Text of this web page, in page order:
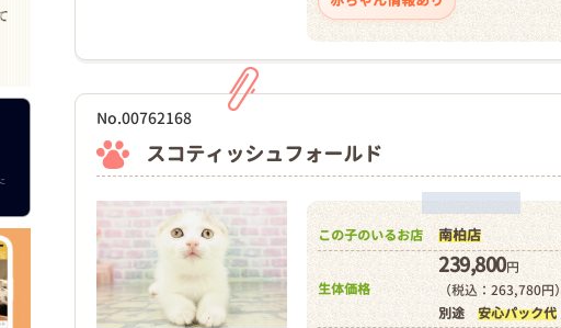
No.00762168
スコティッシュフォールド
この子のいるお店 南柏店
生体価格
239,800円
（税込：263,780円
別途 安心パック代